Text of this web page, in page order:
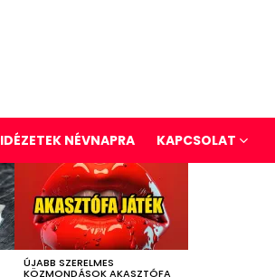
IDÉZETEK NÉVNAPRA KAPCSOLAT
ÚJABB SZERELMES
KÖZMONDÁSOK AKASZTÓFA